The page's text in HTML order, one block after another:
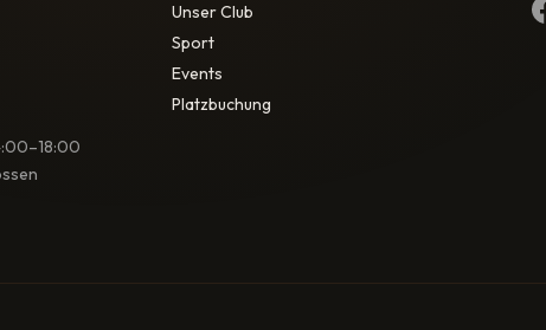
Unser Club
Sport
Events
Platzbuchung